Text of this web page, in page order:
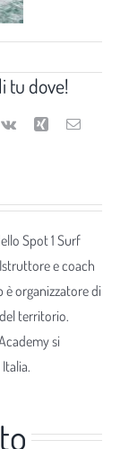
tu dove!
Vk Xing Email
Spot 1 Surf
e coach
organizzatore di
territorio.
si